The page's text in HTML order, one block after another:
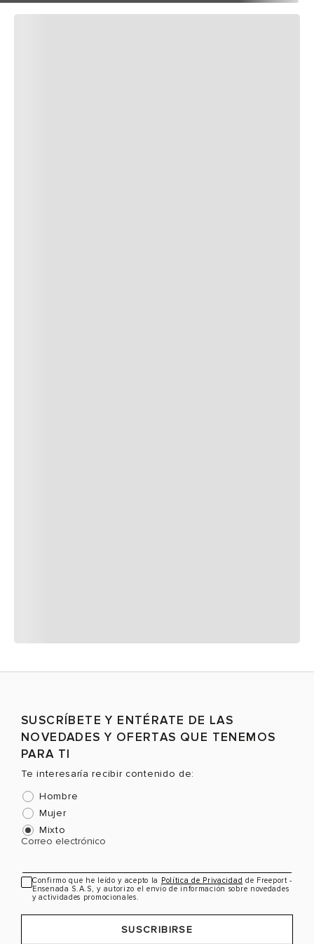
SUSCRÍBETE Y ENTÉRATE DE LAS
NOVEDADES Y OFERTAS QUE TENEMOS
PARA TI
Te interesaría recibir contenido de:
Hombre
Mujer
Mixto
Correo electrónico
Confirmo que he leído y acepto la Política de Privacidad de Freeport -
Ensenada S.A.S, y autorizo el envío de información sobre novedades
y actividades promocionales.
SUSCRIBIRSE